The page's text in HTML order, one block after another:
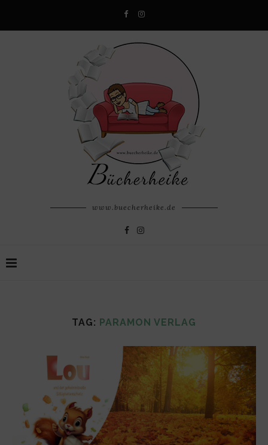
www.buecherheike.de
TAG: PARAMON VERLAG